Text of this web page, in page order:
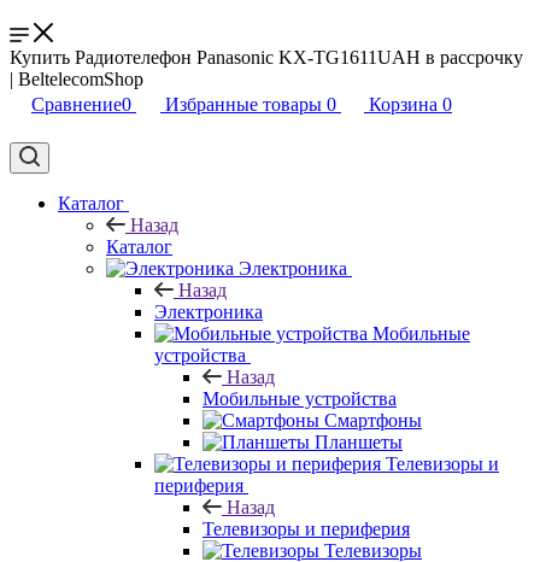
Купить Радиотелефон Panasonic KX-TG1611UAH в рассрочку
| BeltelecomShop
Сравнение0 Избранные товары 0 Корзина 0
Каталог
Назад
Каталог
Электроника
Назад
Электроника
Мобильные
устройства
Назад
Мобильные устройства
Смартфоны
Планшеты
Телевизоры и
периферия
Назад
Телевизоры и периферия
Телевизоры